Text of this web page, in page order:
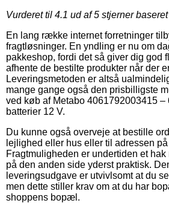
Vurderet til 4.1 ud af 5 stjerner
En lang række internet forretninger
fragtløsninger. En yndling er nu om
pakkeshop, fordi det så giver dig god
afhente de bestilte produkter når der
Leveringsmetoden er altså
mange gange også den prisbilligste
ved køb af Metabo 4061792003415 –
batterier 12 V.
Du kunne også overveje at bestille
lejlighed eller hus eller til adressen
Fragtmuligheden er undertiden et
på den anden side yderst praktisk.
leveringsudgave er utvivlsomt at du
men dette stiller krav om at du har
shoppens bopæl.